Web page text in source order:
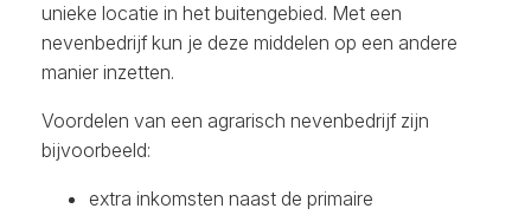
unieke locatie in het buitengebied. Met een
nevenbedrijf kun je deze middelen op een andere
manier inzetten.
Voordelen van een agrarisch nevenbedrijf zijn
bijvoorbeeld:
extra inkomsten naast de primaire